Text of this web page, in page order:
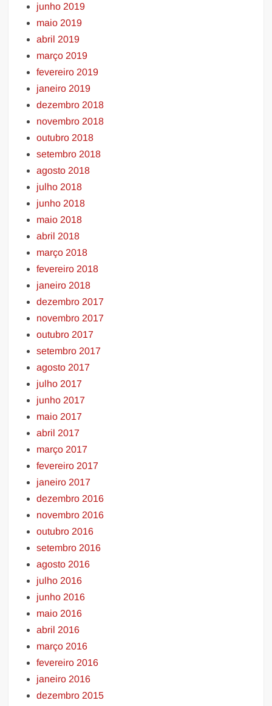
junho 2019
maio 2019
abril 2019
março 2019
fevereiro 2019
janeiro 2019
dezembro 2018
novembro 2018
outubro 2018
setembro 2018
agosto 2018
julho 2018
junho 2018
maio 2018
abril 2018
março 2018
fevereiro 2018
janeiro 2018
dezembro 2017
novembro 2017
outubro 2017
setembro 2017
agosto 2017
julho 2017
junho 2017
maio 2017
abril 2017
março 2017
fevereiro 2017
janeiro 2017
dezembro 2016
novembro 2016
outubro 2016
setembro 2016
agosto 2016
julho 2016
junho 2016
maio 2016
abril 2016
março 2016
fevereiro 2016
janeiro 2016
dezembro 2015